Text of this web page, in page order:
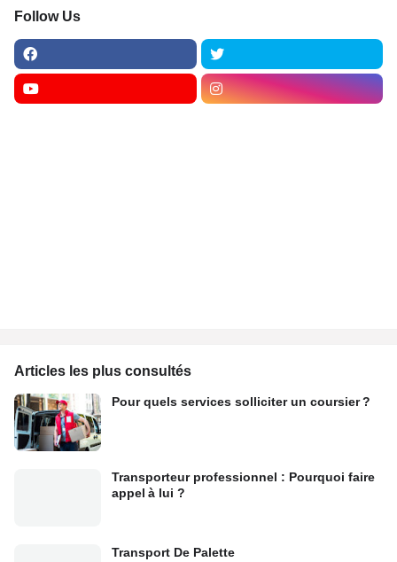
Follow Us
Articles les plus consultés
Pour quels services solliciter un coursier ?
Transporteur professionnel : Pourquoi faire
appel à lui ?
Transport De Palette